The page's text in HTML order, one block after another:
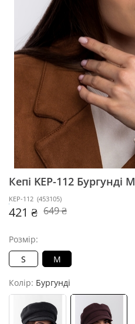
Кепі KEP-112 Бургунді M
KEP-112 (453105)
421 ₴ 649 ₴
Розмір:
S
M
Колір: Бургунді